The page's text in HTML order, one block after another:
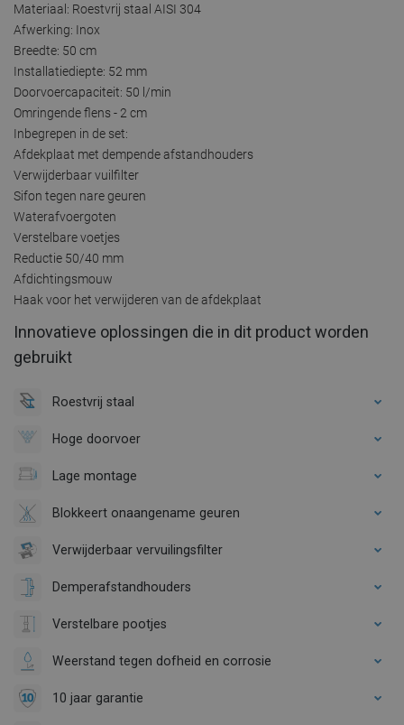
Materiaal: Roestvrij staal AISI 304
Afwerking: Inox
Breedte: 50 cm
Installatiediepte: 52 mm
Doorvoercapaciteit: 50 l/min
Omringende flens - 2 cm
Inbegrepen in de set:
Afdekplaat met dempende afstandhouders
Verwijderbaar vuilfilter
Sifon tegen nare geuren
Waterafvoergoten
Verstelbare voetjes
Reductie 50/40 mm
Afdichtingsmouw
Haak voor het verwijderen van de afdekplaat
Innovatieve oplossingen die in dit product worden
gebruikt
Roestvrij staal
Hoge doorvoer
Lage montage
Blokkeert onaangename geuren
Verwijderbaar vervuilingsfilter
Demperafstandhouders
Verstelbare pootjes
Weerstand tegen dofheid en corrosie
10 jaar garantie